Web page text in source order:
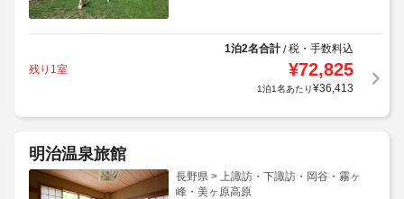
1泊2名合計/税・手数料込
残り1室
¥72,825
1泊1名あたり¥36,413
明治温泉旅館
長野県 > 上諏訪・下諏訪・岡谷・霧ヶ
峰・美ヶ原高原